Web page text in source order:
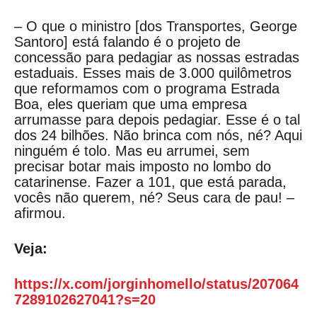
– O que o ministro [dos Transportes, George
Santoro] está falando é o projeto de
concessão para pedagiar as nossas estradas
estaduais. Esses mais de 3.000 quilômetros
que reformamos com o programa Estrada
Boa, eles queriam que uma empresa
arrumasse para depois pedagiar. Esse é o tal
dos 24 bilhões. Não brinca com nós, né? Aqui
ninguém é tolo. Mas eu arrumei, sem
precisar botar mais imposto no lombo do
catarinense. Fazer a 101, que está parada,
vocês não querem, né? Seus cara de pau! –
afirmou.
Veja:
https://x.com/jorginhomello/status/207064
7289102627041?s=20